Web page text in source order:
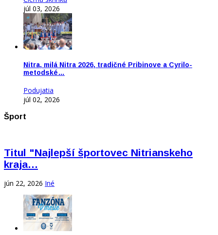
júl 03, 2026
Nitra, milá Nitra 2026, tradičné Pribinove a Cyrilo-
metodské…
Podujatia
júl 02, 2026
Šport
Titul "Najlepší športovec Nitrianskeho
kraja…
jún 22, 2026 Iné